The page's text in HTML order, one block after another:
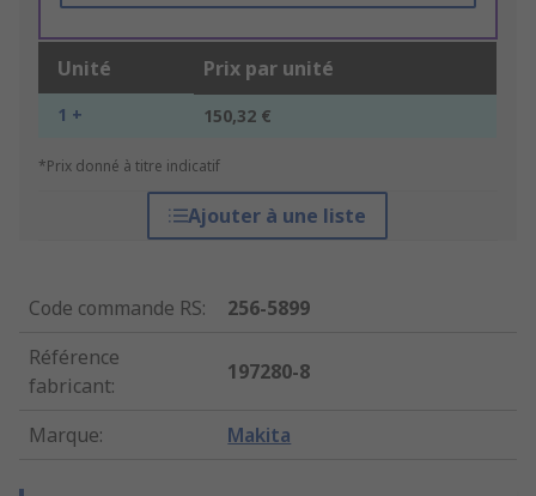
Unité Prix par unité
1 + 150,32 €
*Prix donné à titre indicatif
Ajouter à une liste
Code commande RS:
256-5899
Référence
fabricant:
197280-8
Marque: Makita